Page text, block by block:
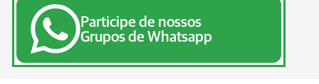
Participe de nossos
Grupos de Whatsapp